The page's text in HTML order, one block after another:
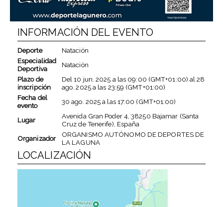
INFORMACIÓN DEL EVENTO
Deporte
Natación
Especialidad
Deportiva
Natación
Plazo de
inscripción
Del10 jun. 2025 a las 09:00 (GMT+01:00) al28
ago. 2025a las 23:59 (GMT+01:00)
Fecha del
evento
30 ago. 2025a las17:00 (GMT+01:00)
Lugar
Avenida Gran Poder 4, 38250 Bajamar (Santa
Cruz de Tenerife), España
Organizador
ORGANISMO AUTÓNOMO DE DEPORTES DE
LA LAGUNA
LOCALIZACIÓN